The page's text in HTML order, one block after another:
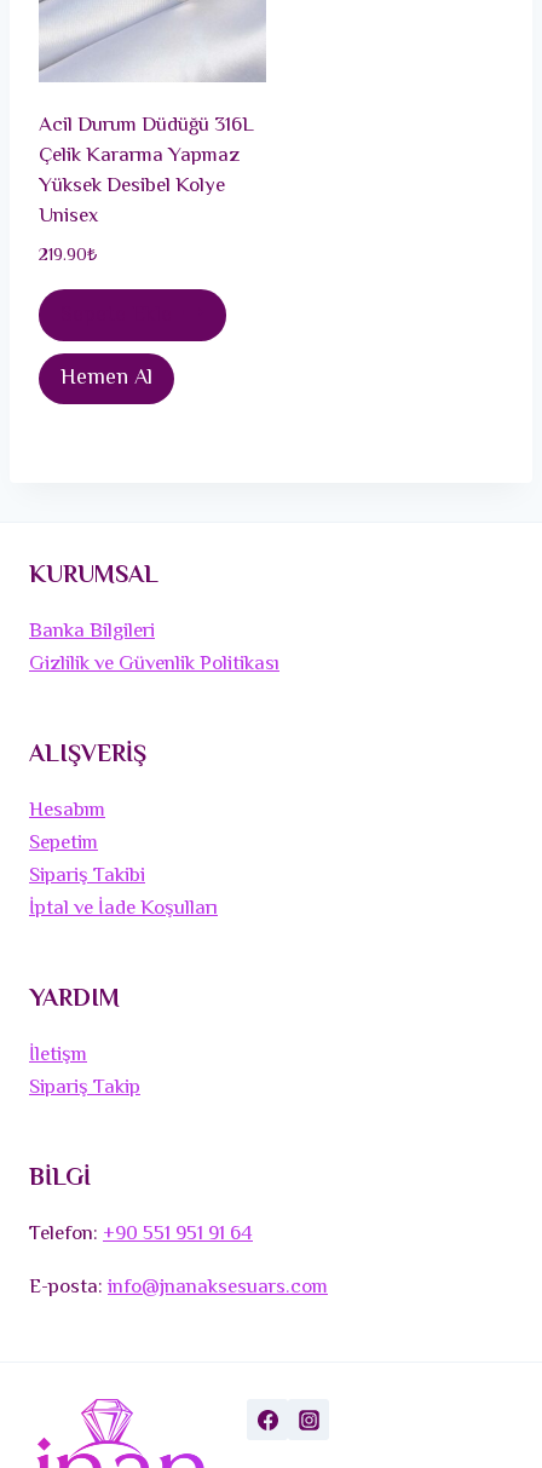
Acil Durum Düdüğü 316L
Çelik Kararma Yapmaz
Yüksek Desibel Kolye
Unisex
219.90₺
Hemen Al
KURUMSAL
Banka Bilgileri
Gizlilik ve Güvenlik Politikası
ALIŞVERİŞ
Hesabım
Sepetim
Sipariş Takibi
İptal ve İade Koşulları
YARDIM
İletişm
Sipariş Takip
BİLGİ
Telefon:+90 551 951 91 64
E-posta:info@jnanaksesuars.com